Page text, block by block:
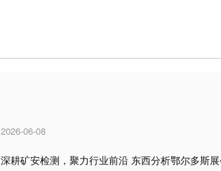
2026-06-08
深耕矿安检测，聚力行业前沿 东西分析鄂尔多斯